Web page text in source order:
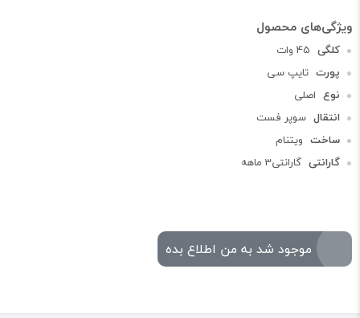
کلگی 45 وات
پورت تایپ سی
نوع اصلی
انتقال سوپر فست
ساخت ویتنام
گارانتی گارانتی3 ماهه
موجود شد به من اطلاع بده